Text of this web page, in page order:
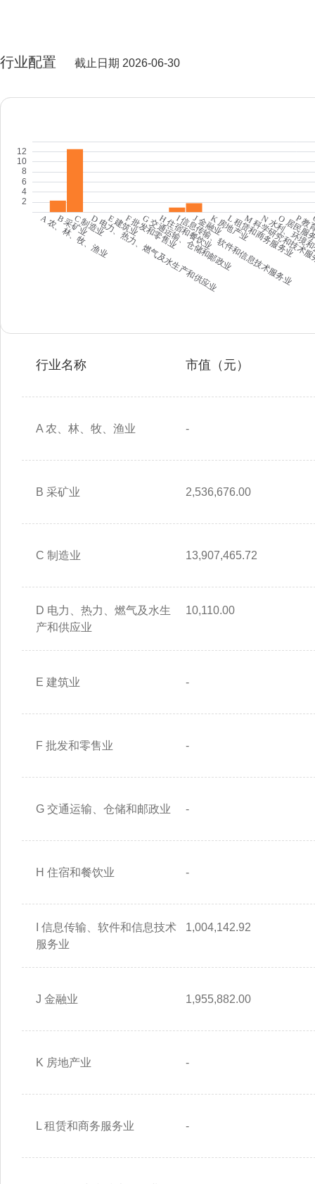
行业配置 截止日期 2026-06-30
行业名称 市值（元）
A 农、林、牧、渔业 -
B 采矿业 2,536,676.00
C 制造业 13,907,465.72
D 电力、热力、燃气及水生
产和供应业
10,110.00
E 建筑业 -
F 批发和零售业 -
G 交通运输、仓储和邮政业 -
H 住宿和餐饮业 -
I 信息传输、软件和信息技术
服务业
1,004,142.92
J 金融业 1,955,882.00
K 房地产业 -
L 租赁和商务服务业 -